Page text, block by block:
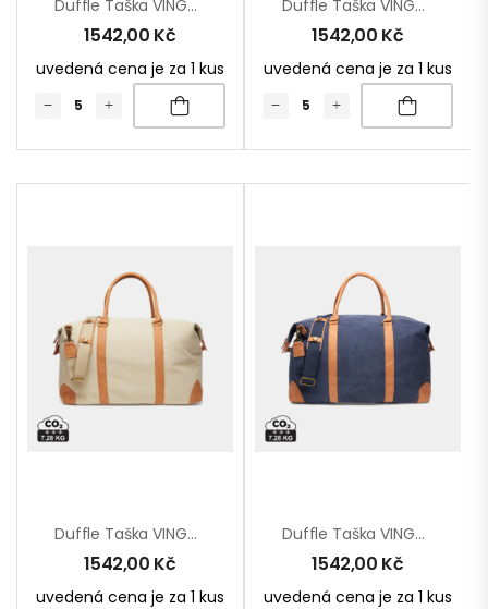
Duffle Taška VINGA Bosler Z RCS Recykl. Canvas
1542,00 Kč
uvedená cena je za 1 kus
Duffle Taška VINGA Bosler Z RCS Recykl. Canvas
1542,00 Kč
uvedená cena je za 1 kus
Duffle Taška VINGA Bosler Z RCS Recykl. Canvas
1542,00 Kč
uvedená cena je za 1 kus
Duffle Taška VINGA Bosler Z RCS Recykl. Canvas
1542,00 Kč
uvedená cena je za 1 kus